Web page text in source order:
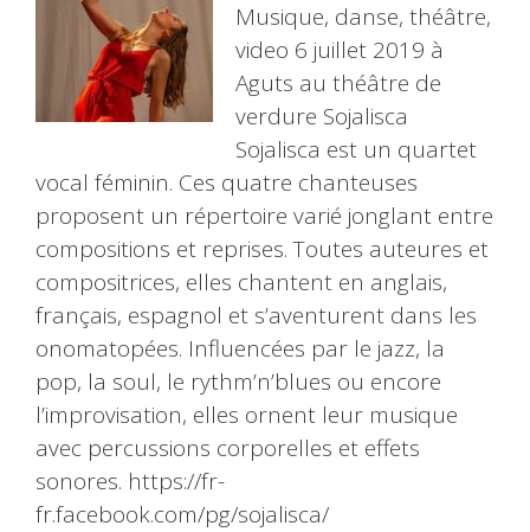
Musique, danse, théâtre,
video 6 juillet 2019 à
Aguts au théâtre de
verdure Sojalisca
Sojalisca est un quartet
vocal féminin. Ces quatre chanteuses
proposent un répertoire varié jonglant entre
compositions et reprises. Toutes auteures et
compositrices, elles chantent en anglais,
français, espagnol et s’aventurent dans les
onomatopées. Influencées par le jazz, la
pop, la soul, le rythm’n’blues ou encore
l’improvisation, elles ornent leur musique
avec percussions corporelles et effets
sonores. https://fr-
fr.facebook.com/pg/sojalisca/